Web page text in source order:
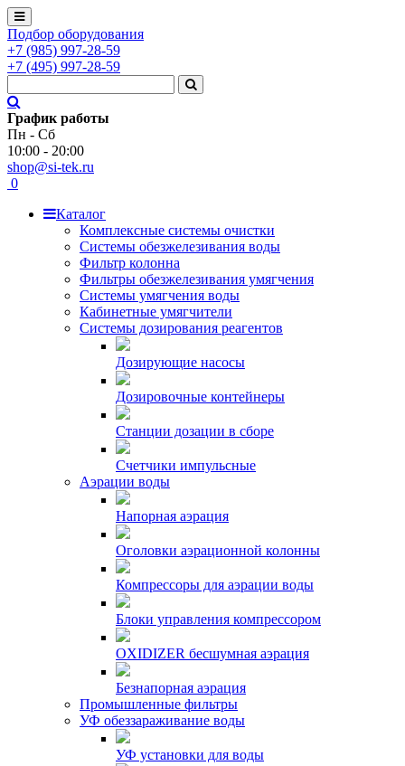
Подбор оборудования
+7 (985) 997-28-59
+7 (495) 997-28-59
График работы
Пн - Сб
10:00 - 20:00
shop@si-tek.ru
0
Каталог
Комплексные системы очистки
Системы обезжелезивания воды
Фильтр колонна
Фильтры обезжелезивания умягчения
Системы умягчения воды
Кабинетные умягчители
Системы дозирования реагентов
Дозирующие насосы
Дозировочные контейнеры
Станции дозации в сборе
Счетчики импульсные
Аэрации воды
Напорная аэрация
Оголовки аэрационной колонны
Компрессоры для аэрации воды
Блоки управления компрессором
OXIDIZER бесшумная аэрация
Безнапорная аэрация
Промышленные фильтры
УФ обеззараживание воды
УФ установки для воды